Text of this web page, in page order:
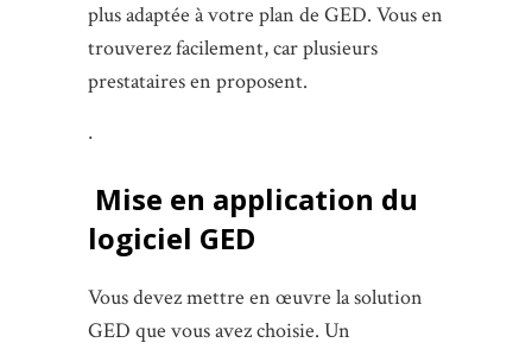
plus adaptée à votre plan de GED. Vous en
trouverez facilement, car plusieurs
prestataires en proposent.
∙
Mise en application du
logiciel GED
Vous devez mettre en œuvre la solution
GED que vous avez choisie. Un